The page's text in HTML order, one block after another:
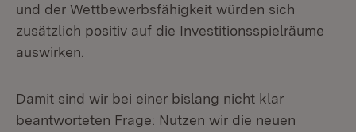
und der Wettbewerbsfähigkeit würden sich
zusätzlich positiv auf die Investitionsspielräume
auswirken.
Damit sind wir bei einer bislang nicht klar
beantworteten Frage: Nutzen wir die neuen